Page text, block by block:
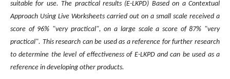
suitable for use. The practical results (E-LKPD) Based on a Contextual
Approach Using Live Worksheets carried out on a small scale received a
score of 96% "very practical", on a large scale a score of 87% "very
practical". This research can be used as a reference for further research
to determine the level of effectiveness of E-LKPD and can be used as a
reference in developing other products.